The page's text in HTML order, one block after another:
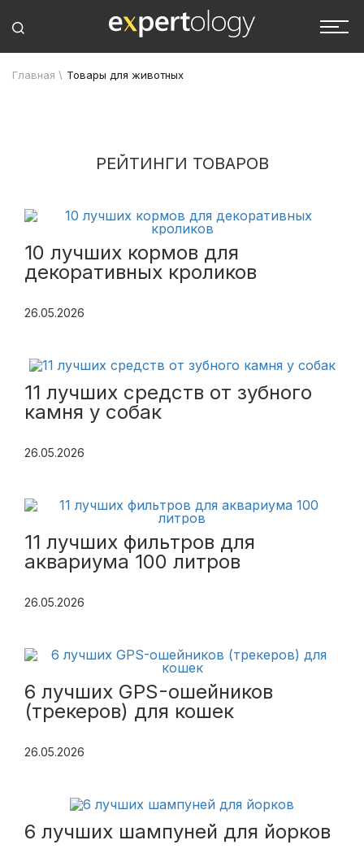
Главная \ Товары для животных
РЕЙТИНГИ ТОВАРОВ
10 лучших кормов для
декоративных кроликов
26.05.2026
11 лучших средств от зубного
камня у собак
26.05.2026
11 лучших фильтров для
аквариума 100 литров
26.05.2026
6 лучших GPS-ошейников
(трекеров) для кошек
26.05.2026
6 лучших шампуней для йорков